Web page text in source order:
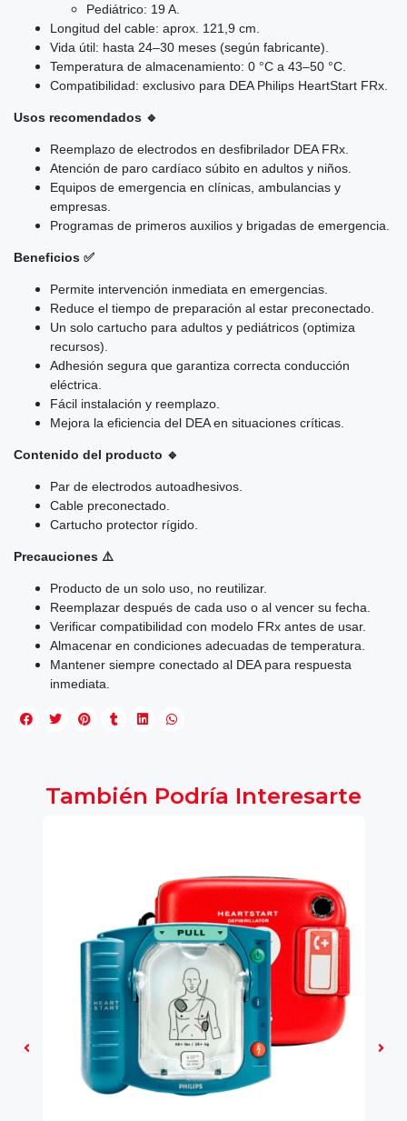
Pediátrico: 19 A.
Longitud del cable: aprox. 121,9 cm.
Vida útil: hasta 24–30 meses (según fabricante).
Temperatura de almacenamiento: 0 °C a 43–50 °C.
Compatibilidad: exclusivo para DEA Philips HeartStart FRx.
Usos recomendados 🔹
Reemplazo de electrodos en desfibrilador DEA FRx.
Atención de paro cardíaco súbito en adultos y niños.
Equipos de emergencia en clínicas, ambulancias y
empresas.
Programas de primeros auxilios y brigadas de emergencia.
Beneficios ✅
Permite intervención inmediata en emergencias.
Reduce el tiempo de preparación al estar preconectado.
Un solo cartucho para adultos y pediátricos (optimiza
recursos).
Adhesión segura que garantiza correcta conducción
eléctrica.
Fácil instalación y reemplazo.
Mejora la eficiencia del DEA en situaciones críticas.
Contenido del producto 🔹
Par de electrodos autoadhesivos.
Cable preconectado.
Cartucho protector rígido.
Precauciones ⚠️
Producto de un solo uso, no reutilizar.
Reemplazar después de cada uso o al vencer su fecha.
Verificar compatibilidad con modelo FRx antes de usar.
Almacenar en condiciones adecuadas de temperatura.
Mantener siempre conectado al DEA para respuesta
inmediata.
También Podría Interesarte